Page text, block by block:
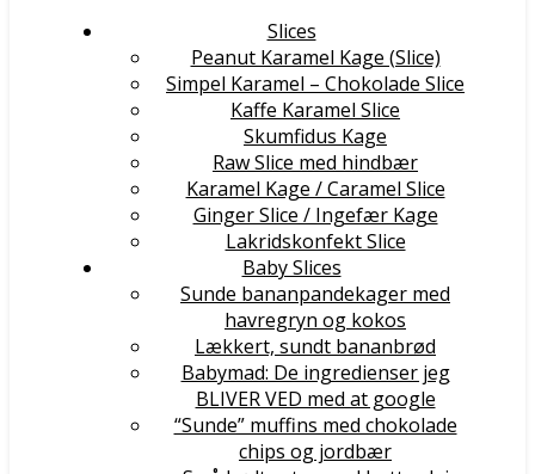
Slices
Peanut Karamel Kage (Slice)
Simpel Karamel – Chokolade Slice
Kaffe Karamel Slice
Skumfidus Kage
Raw Slice med hindbær
Karamel Kage / Caramel Slice
Ginger Slice / Ingefær Kage
Lakridskonfekt Slice
Baby Slices
Sunde bananpandekager med
havregryn og kokos
Lækkert, sundt bananbrød
Babymad: De ingredienser jeg
BLIVER VED med at google
“Sunde” muffins med chokolade
chips og jordbær